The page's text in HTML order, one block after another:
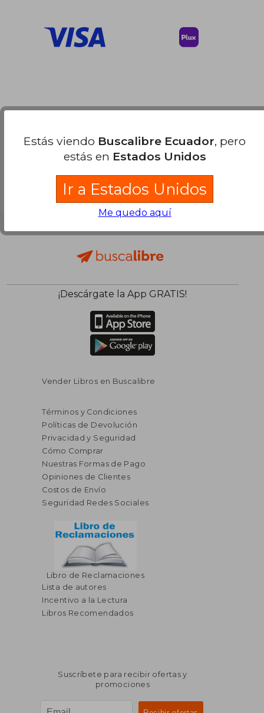
¡Descárgate la App GRATIS!
Vender Libros en Buscalibre
Términos y Condiciones
Políticas de Devolución
Privacidad y Seguridad
Cómo Comprar
Nuestras Formas de Pago
Opiniones de Clientes
Costos de Envío
Seguridad Redes Sociales
Libro de Reclamaciones
Lista de autores
Incentivo a la Lectura
Libros Recomendados
Suscríbete para recibir ofertas y
promociones
Estás viendo Buscalibre Ecuador, pero
estás en Estados Unidos
Ir a Estados Unidos
Me quedo aquí